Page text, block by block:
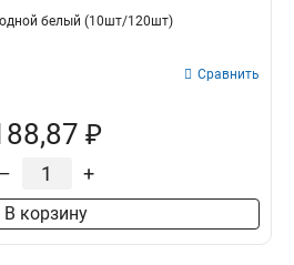
белый (10шт/120шт)
Сравнить
₽
– +
В корзину